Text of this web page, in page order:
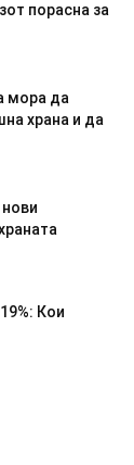
порасна за
мора да
храна и да
Кои